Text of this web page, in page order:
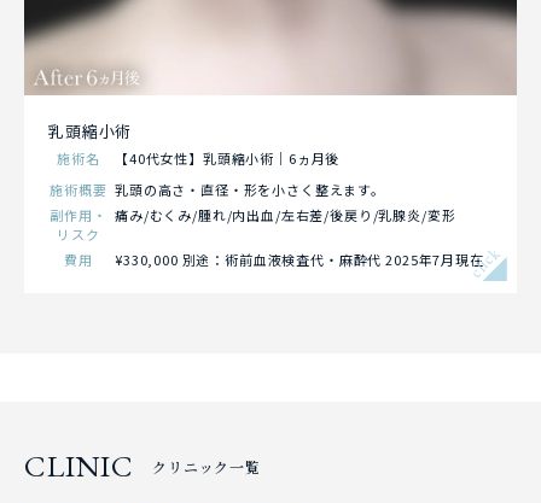
乳頭縮小術
施術名
【40代女性】乳頭縮小術｜6ヵ月後
施術概要 乳頭の高さ・直径・形を小さく整えます。
副作用・
リスク
痛み/むくみ/腫れ/内出血/左右差/後戻り/乳腺炎/変形
費用 ¥330,000 別途：術前血液検査代・麻酔代 2025年7月現在click
CLINIC クリニック一覧